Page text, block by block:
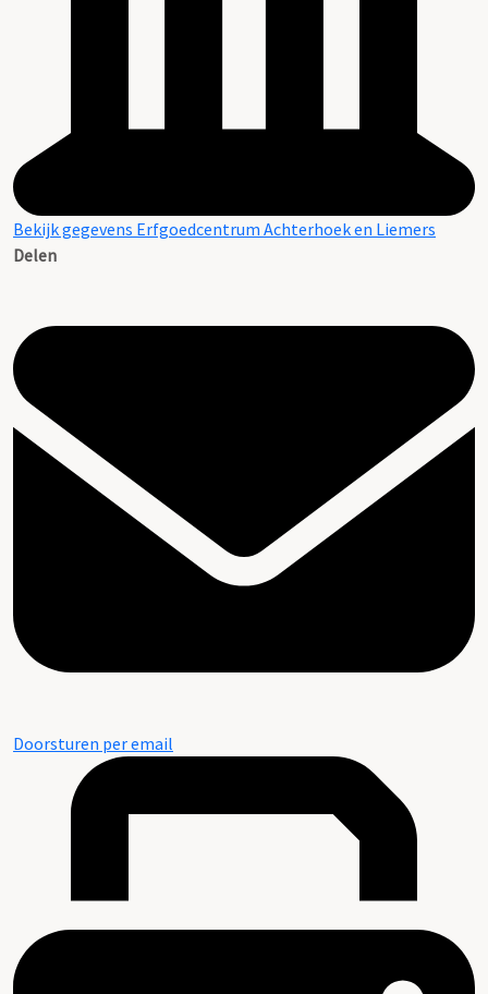
Bekijk gegevens Erfgoedcentrum Achterhoek en Liemers
Delen
Doorsturen per email